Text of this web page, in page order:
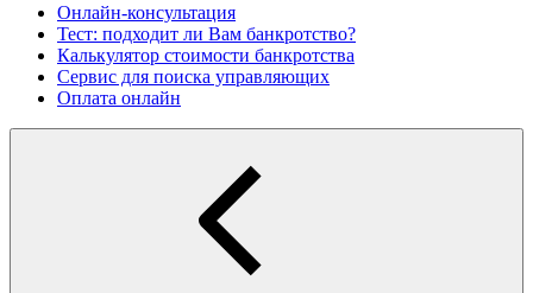
Онлайн-консультация
Тест: подходит ли Вам банкротство?
Калькулятор стоимости банкротства
Сервис для поиска управляющих
Оплата онлайн